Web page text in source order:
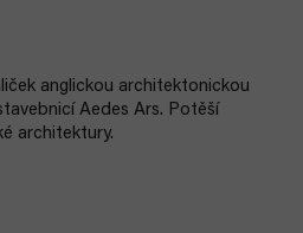
anglickou architektonickou
Aedes Ars. Potěší
architektury.